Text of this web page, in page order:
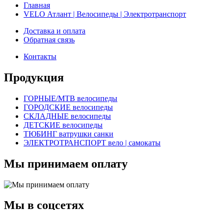
Главная
VELO Атлант | Велосипеды | Электротранспорт
Доставка и оплата
Обратная связь
Контакты
Продукция
ГОРНЫЕ/MTB велосипеды
ГОРОДСКИЕ велосипеды
СКЛАДНЫЕ велосипеды
ДЕТСКИЕ велосипеды
ТЮБИНГ ватрушки санки
ЭЛЕКТРОТРАНСПОРТ вело | самокаты
Мы принимаем оплату
Мы в соцсетях